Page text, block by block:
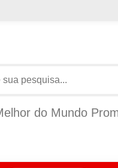
do Mundo